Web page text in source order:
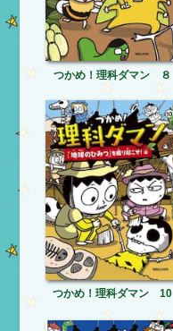
つかめ！理科ダマン ８
つかめ！理科ダマン 10